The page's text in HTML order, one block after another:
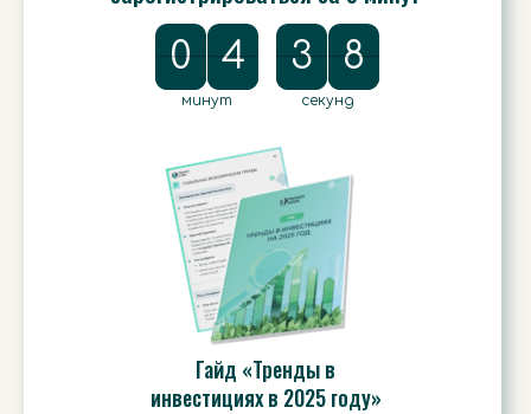
0
0 5
4
4
5
минут
4
3
3
4 7
6
6
7
секунд
Гайд «Тренды в
инвестициях в 2025 году»